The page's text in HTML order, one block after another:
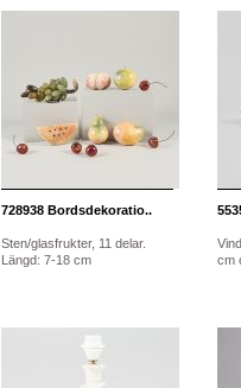
728938 Bordsdekoratio..
Sten/glasfrukter, 11 delar.
Längd: 7-18 cm
cm